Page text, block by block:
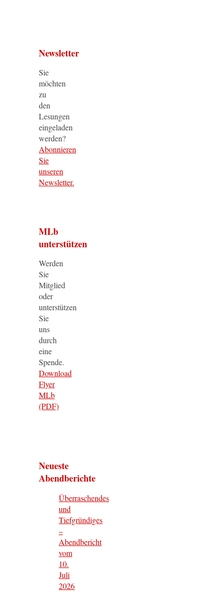
Newsletter
Sie
möchten
zu
den
Lesungen
eingeladen
werden?
Abonnieren
Sie
unseren
Newsletter.
MLb
unterstützen
Werden
Sie
Mitglied
oder
unterstützen
Sie
uns
durch
eine
Spende.
Download
Flyer
MLb
(PDF)
Neueste
Abendberichte
Überraschendes
und
Tiefgründiges
–
Abendbericht
vom
10.
Juli
2026